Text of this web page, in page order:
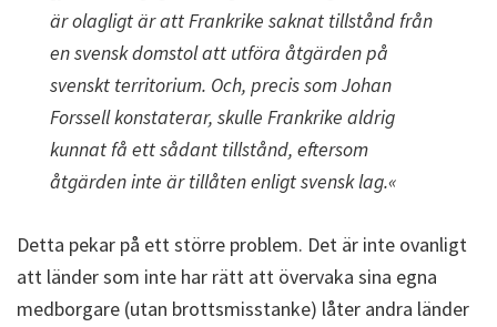
är olagligt är att Frankrike saknat tillstånd från
en svensk domstol att utföra åtgärden på
svenskt territorium. Och, precis som Johan
Forssell konstaterar, skulle Frankrike aldrig
kunnat få ett sådant tillstånd, eftersom
åtgärden inte är tillåten enligt svensk lag.«
Detta pekar på ett större problem. Det är inte ovanligt
att länder som inte har rätt att övervaka sina egna
medborgare (utan brottsmisstanke) låter andra länder